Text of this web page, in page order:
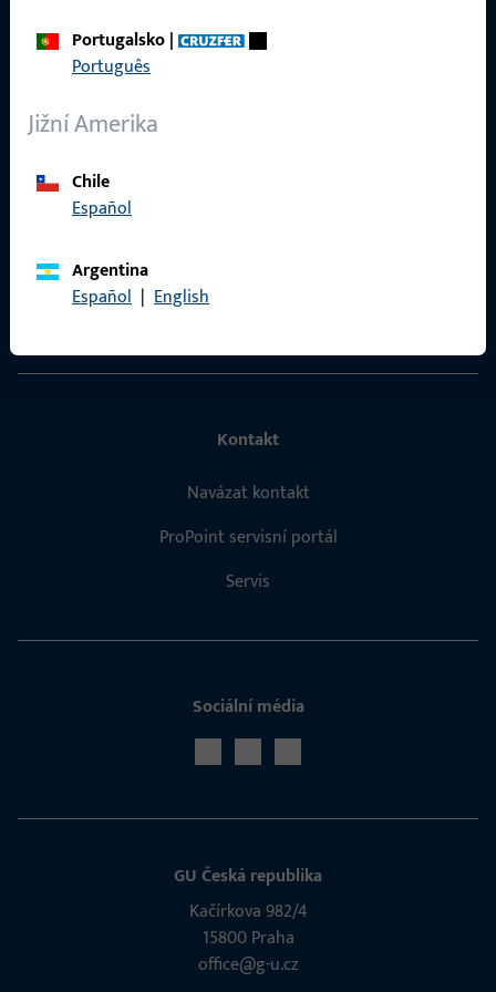
Portugalsko|
Português
Jižní Amerika
Chile
Español
Argentina
Español | English
Katalog produktů
Kontakt
Navázat kontakt
ProPoint servisní portál
Servis
Sociální média
GU Česká republika
Kačírkova 982/4
15800 Praha
office@g-u.cz